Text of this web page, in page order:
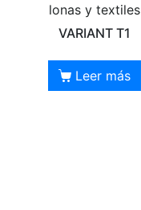
lonas y textiles
VARIANT T1
Leer más